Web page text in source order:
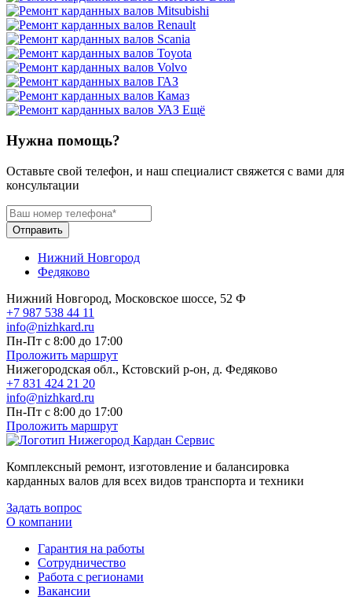
Ещё
Нужна помощь?
Оставьте свой телефон, и наш специалист свяжется с вами для
консультации
Отправить
Нижний Новгород
Федяково
Нижний Новгород, Московское шоссе, 52 Ф
+7 987 538 44 11
info@nizhkard.ru
Пн-Пт с 8:00 до 17:00
Проложить маршрут
Нижегородская обл., Кстовский р-он, д. Федяково
+7 831 424 21 20
info@nizhkard.ru
Пн-Пт с 8:00 до 17:00
Проложить маршрут
Комплексный ремонт, изготовление и балансировка
карданных валов для всех видов транспорта и техники
Задать вопрос
О компании
Гарантия на работы
Сотрудничество
Работа с регионами
Вакансии